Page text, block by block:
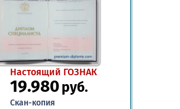
Настоящий ГОЗНАК
19.980руб.
Скан-копия